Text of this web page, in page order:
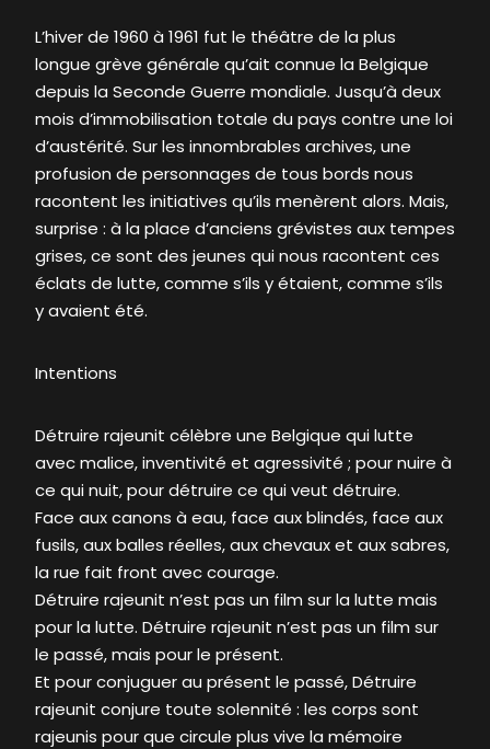
L’hiver de 1960 à 1961 fut le théâtre de la plus
longue grève générale qu’ait connue la Belgique
depuis la Seconde Guerre mondiale. Jusqu’à deux
mois d’immobilisation totale du pays contre une loi
d’austérité. Sur les innombrables archives, une
profusion de personnages de tous bords nous
racontent les initiatives qu’ils menèrent alors. Mais,
surprise : à la place d’anciens grévistes aux tempes
grises, ce sont des jeunes qui nous racontent ces
éclats de lutte, comme s’ils y étaient, comme s’ils
y avaient été.
Intentions
Détruire rajeunit célèbre une Belgique qui lutte
avec malice, inventivité et agressivité ; pour nuire à
ce qui nuit, pour détruire ce qui veut détruire.
Face aux canons à eau, face aux blindés, face aux
fusils, aux balles réelles, aux chevaux et aux sabres,
la rue fait front avec courage.
Détruire rajeunit n’est pas un film sur la lutte mais
pour la lutte. Détruire rajeunit n’est pas un film sur
le passé, mais pour le présent.
Et pour conjuguer au présent le passé, Détruire
rajeunit conjure toute solennité : les corps sont
rajeunis pour que circule plus vive la mémoire